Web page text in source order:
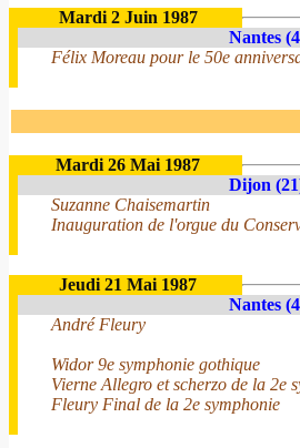
Mardi 2 Juin 1987
Nantes
Félix Moreau pour le 50e
Mardi 26 Mai 1987
Dijon
Suzanne Chaisemartin
Inauguration de l'orgue du
Jeudi 21 Mai 1987
Nantes
André Fleury
Widor 9e symphonie gothique
Vierne Allegro et scherzo de la 2e
Fleury Final de la 2e symphonie